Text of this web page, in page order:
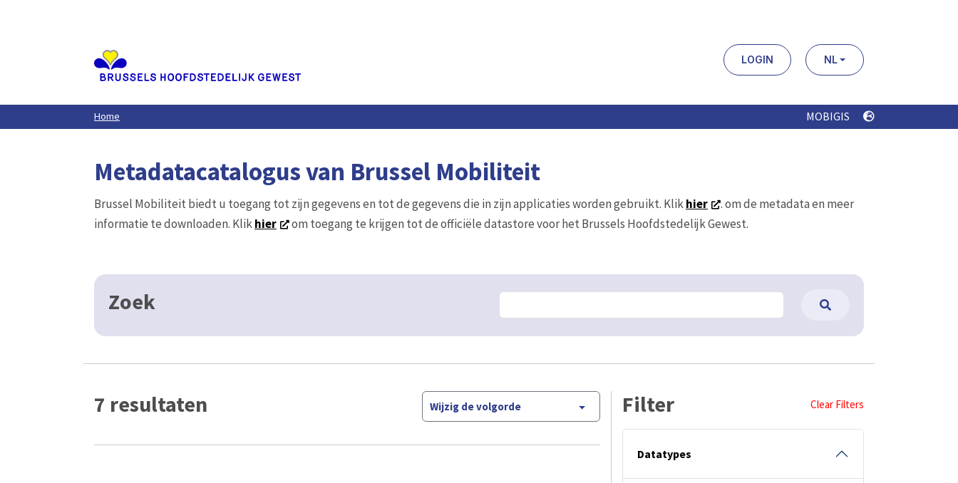
LOGIN NL
Home MOBIGIS
Metadatacatalogus van Brussel Mobiliteit
Brussel Mobiliteit biedt u toegang tot zijn gegevens en tot de gegevens die in zijn applicaties worden gebruikt. Klikhier
. om de metadata en meer
informatie te downloaden. Klikhier om toegang te krijgen tot de officiële datastore voor het Brussels Hoofdstedelijk Gewest.
Zoek
7 resultaten Wijzig de volgorde Filter Clear Filters
Datatypes